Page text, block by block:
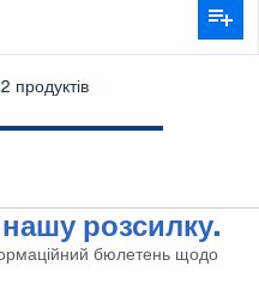
продуктів
розсилку.
бюлетень щодо